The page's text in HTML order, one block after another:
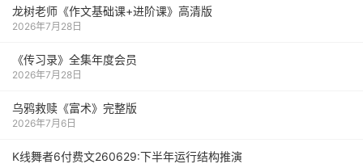
龙树老师《作文基础课+进阶课》高清版
2026年7月28日
《传习录》全集年度会员
2026年7月28日
乌鸦救赎《富术》完整版
2026年7月6日
K线舞者6付费文260629:下半年运行结构推演